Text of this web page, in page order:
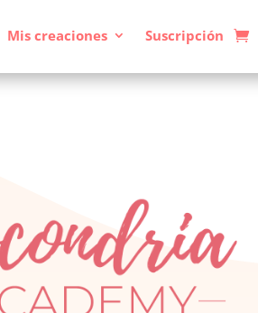
Mis creaciones Suscripción